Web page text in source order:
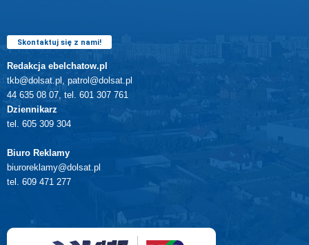
Skontaktuj się z nami!
Redakcja ebelchatow.pl
tkb@dolsat.pl, patrol@dolsat.pl
44 635 08 07, tel. 601 307 761
Dziennikarz
tel. 605 309 304
Biuro Reklamy
biuroreklamy@dolsat.pl
tel. 609 471 277